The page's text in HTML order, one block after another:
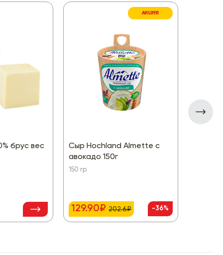
брус вес
Сыр Hochland Almette с
авокадо 150г
150 гр
129.90₽ 202.6₽ -36%
АКЦИЯ